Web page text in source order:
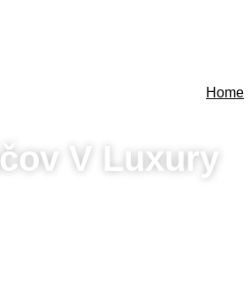
Home
V Luxury